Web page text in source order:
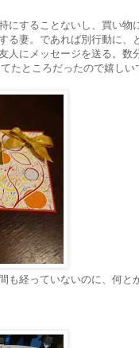
にすることないし、買い物
る妻。であれば別行動に、
人にメッセージを送る。数
たところだったので嬉しい
も経っていないのに、何と